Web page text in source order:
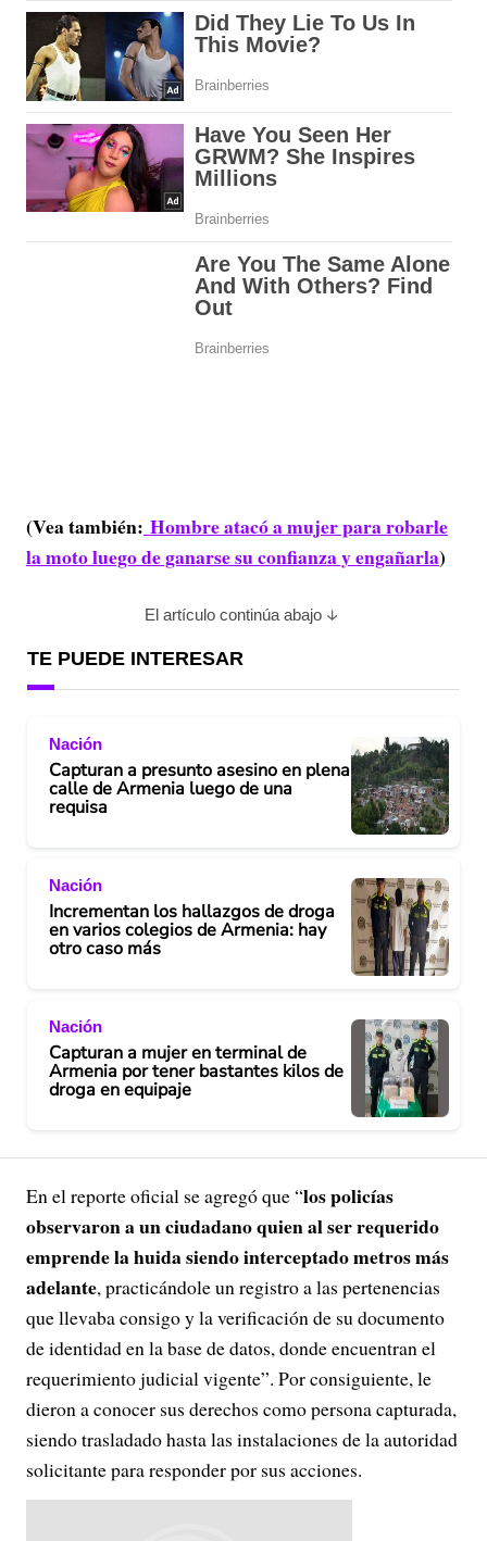
(Vea también: Hombre atacó a mujer para robarle
la moto luego de ganarse su confianza y engañarla)
El artículo continúa abajo
TE PUEDE INTERESAR
Nación
Capturan a presunto asesino en plena
calle de Armenia luego de una
requisa
Nación
Incrementan los hallazgos de droga
en varios colegios de Armenia: hay
otro caso más
Nación
Capturan a mujer en terminal de
Armenia por tener bastantes kilos de
droga en equipaje
En el reporte oficial se agregó que “los policías
observaron a un ciudadano quien al ser requerido
emprende la huida siendo interceptado metros más
adelante, practicándole un registro a las pertenencias
que llevaba consigo y la verificación de su documento
de identidad en la base de datos, donde encuentran el
requerimiento judicial vigente”. Por consiguiente, le
dieron a conocer sus derechos como persona capturada,
siendo trasladado hasta las instalaciones de la autoridad
solicitante para responder por sus acciones.